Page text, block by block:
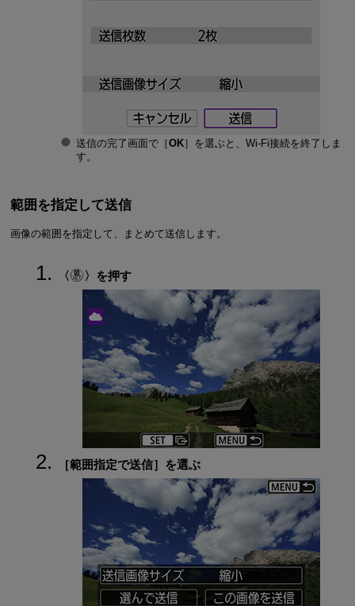
送信の完了画面で［OK］を選ぶと、 Wi-Fi接続を終了しま
す。
範囲を指定して送信
画像の範囲を指定して、まとめて送信します。
を押す
［範囲指定で送信］を選ぶ